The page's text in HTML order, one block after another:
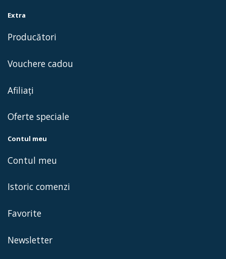
Extra
Producători
Vouchere cadou
Afiliaţi
Oferte speciale
Contul meu
Contul meu
Istoric comenzi
Favorite
Newsletter